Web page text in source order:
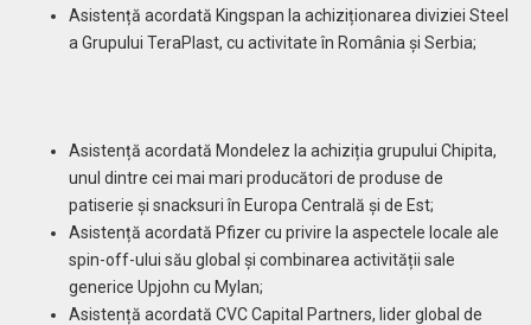
Asistență acordată Kingspan la achiziționarea diviziei Steel
a Grupului TeraPlast, cu activitate în România și Serbia;
Asistență acordată Mondelez la achiziția grupului Chipita,
unul dintre cei mai mari producători de produse de
patiserie și snacksuri în Europa Centrală și de Est;
Asistență acordată Pfizer cu privire la aspectele locale ale
spin-off-ului său global și combinarea activității sale
generice Upjohn cu Mylan;
Asistență acordată CVC Capital Partners, lider global de